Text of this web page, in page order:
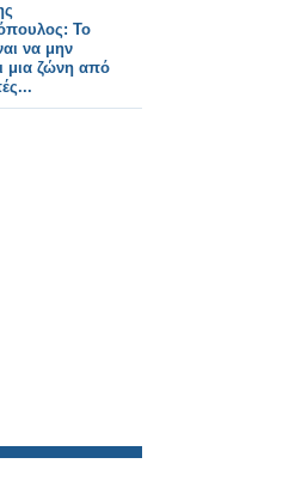
Το
να μην
μια ζώνη από